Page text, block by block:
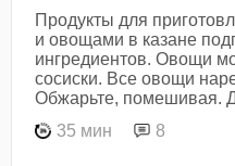
Продукты для
и овощами в казане
ингредиентов. Овощи
сосиски. Все овощи
Обжарьте, помешивая.
35 мин
8